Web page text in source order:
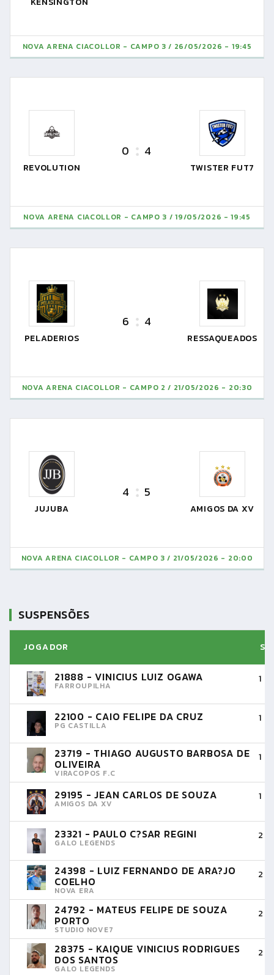
NOVA ARENA CIACOLLOR - CAMPO 3 26/05/2026 - 19:45
REVOLUTION
0 4
TWISTER FUT7
NOVA ARENA CIACOLLOR - CAMPO 3 19/05/2026 - 19:45
PELADERIOS
6 4
RESSAQUEADOS
NOVA ARENA CIACOLLOR - CAMPO 2 21/05/2026 - 20:30
JUJUBA
4 5
AMIGOS DA XV
NOVA ARENA CIACOLLOR - CAMPO 3 21/05/2026 - 20:00
SUSPENSÕES
JOGADOR
21888 - VINICIUS LUIZ OGAWA
FARROUPILHA
1
22100 - CAIO FELIPE DA CRUZ
PG CASTILLA
1
23719 - THIAGO AUGUSTO BARBOSA DE
OLIVEIRA
VIRACOPOS F.C
1
29195 - JEAN CARLOS DE SOUZA
AMIGOS DA XV
1
23321 - PAULO C?SAR REGINI
GALO LEGENDS
2
24398 - LUIZ FERNANDO DE ARA?JO
COELHO
NOVA ERA
2
24792 - MATEUS FELIPE DE SOUZA
PORTO
STUDIO NOVE7
2
28375 - KAIQUE VINICIUS RODRIGUES
DOS SANTOS
GALO LEGENDS
2